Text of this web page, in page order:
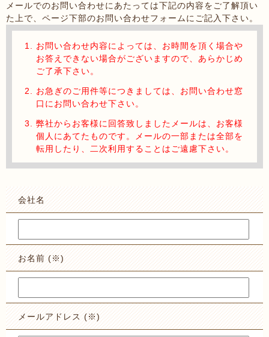
メールでのお問い合わせにあたっては下記の内容をご了解頂い
た上で、ページ下部のお問い合わせフォームにご記入下さい。
お問い合わせ内容によっては、お時間を頂く場合や
お答えできない場合がございますので、あらかじめ
ご了承下さい。
お急ぎのご用件等につきましては、お問い合わせ窓
口にお問い合わせ下さい。
弊社からお客様に回答致しましたメールは、お客様
個人にあてたものです。メールの一部または全部を
転用したり、二次利用することはご遠慮下さい。
会社名
お名前 (※)
メールアドレス (※)